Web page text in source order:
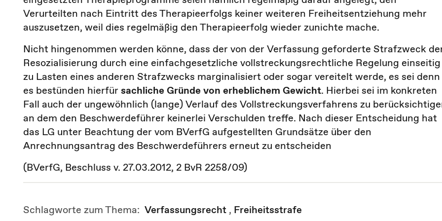
Verurteilten nach Eintritt des Therapieerfolgs keiner weiteren Freiheitsentziehung mehr
auszusetzen, weil dies regelmäßig den Therapieerfolg wieder zunichte mache.
Nicht hingenommen werden könne, dass der von der Verfassung geforderte Strafzweck
Resozialisierung durch eine einfachgesetzliche vollstreckungsrechtliche Regelung einseitig
zu Lasten eines anderen Strafzwecks marginalisiert oder sogar vereitelt werde, es sei denn
es bestünden hierfür sachliche Gründe von erheblichem Gewicht. Hierbei sei im konkreten
Fall auch der ungewöhnlich (lange) Verlauf des Vollstreckungsverfahrens zu
an dem den Beschwerdeführer keinerlei Verschulden treffe. Nach dieser Entscheidung hat
das LG unter Beachtung der vom BVerfG aufgestellten Grundsätze über den
Anrechnungsantrag des Beschwerdeführers erneut zu entscheiden
(BVerfG, Beschluss v. 27.03.2012, 2 BvR 2258/09)
Schlagworte zum Thema: Verfassungsrecht , Freiheitsstrafe